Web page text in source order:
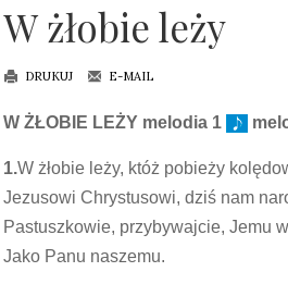
W żłobie leży
DRUKUJ E-MAIL
W ŻŁOBIE LEŻY melodia 1
1.W żłobie leży, któż pobieży
Jezusowi Chrystusowi, dziś nam
Pastuszkowie, przybywajcie, Jemu
Jako Panu naszemu.